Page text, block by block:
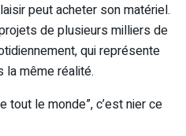
peut acheter son matériel.
de plusieurs milliers de
qui représente
la même réalité.
tout le monde”, c’est nier ce